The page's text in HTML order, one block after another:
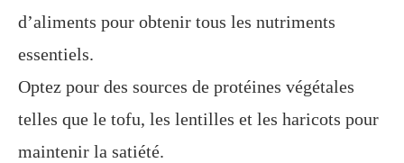
d’aliments pour obtenir tous les nutriments
essentiels.
Optez pour des sources de protéines végétales
telles que le tofu, les lentilles et les haricots pour
maintenir la satiété.